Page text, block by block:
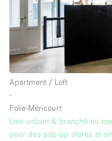
Apartment / Loft
∙
Folie-Méricourt
Lieu urbain & branché au
pour des pop-up stores et